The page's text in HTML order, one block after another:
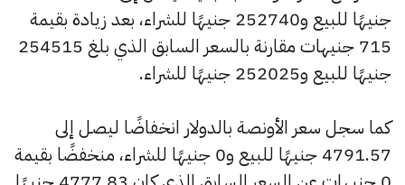
جنيهًا للبيع و252740 جنيهًا للشراء، بعد زيادة بقيمة
715 جنيهات مقارنة بالسعر السابق الذي بلغ 254515
جنيهًا للبيع و252025 جنيهًا للشراء.
كما سجل سعر الأونصة بالدولار انخفاضًا ليصل إلى
4791.57 جنيهًا للبيع و0 جنيهًا للشراء، منخفضًا بقيمة